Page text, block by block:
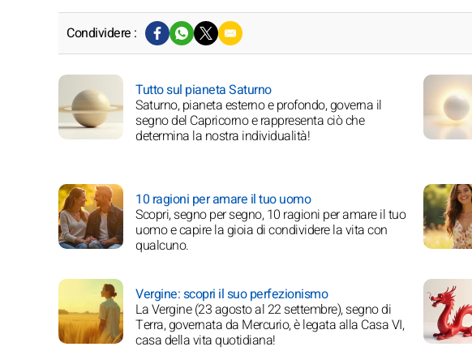
Condividere :
Tutto sul pianeta Saturno
Saturno, pianeta esterno e profondo, governa il
segno del Capricorno e rappresenta ciò che
determina la nostra individualità!
10 ragioni per amare il tuo uomo
Scopri, segno per segno, 10 ragioni per amare il tuo
uomo e capire la gioia di condividere la vita con
qualcuno.
Vergine: scopri il suo perfezionismo
La Vergine (23 agosto al 22 settembre), segno di
Terra, governata da Mercurio, è legata alla Casa VI,
casa della vita quotidiana!